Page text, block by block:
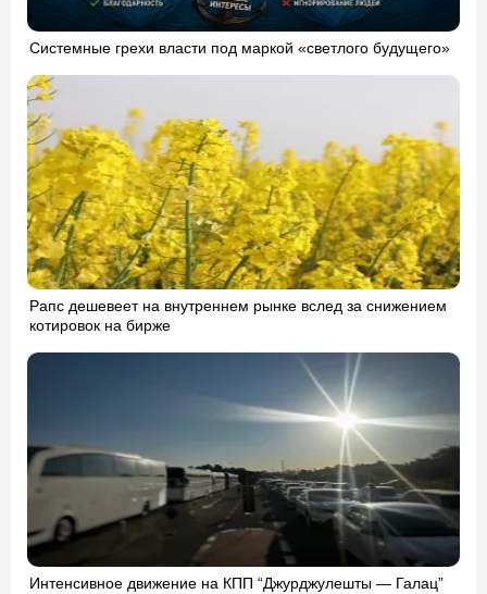
Системные грехи власти под маркой «светлого будущего»
Рапс дешевеет на внутреннем рынке вслед за снижением
котировок на бирже
Интенсивное движение на КПП “Джурджулешты — Галац”